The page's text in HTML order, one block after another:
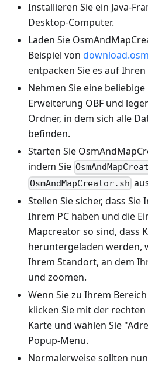
Installieren Sie ein Java-
Desktop-Computer.
Laden Sie
Beispiel von
entpacken Sie es auf Ihren
Nehmen Sie eine
Erweiterung OBF und
Ordner, in dem sich alle
befinden.
Starten Sie
indem Sie
OsmAndMapCreator.sh
Stellen Sie sicher, dass
Ihrem PC haben und die
Mapcreator so sind, dass
heruntergeladen werden,
Ihrem Standort, an dem
und zoomen.
Wenn Sie zu Ihrem
klicken Sie mit der
Karte und wählen Sie
Popup-Menü.
Normalerweise sollten